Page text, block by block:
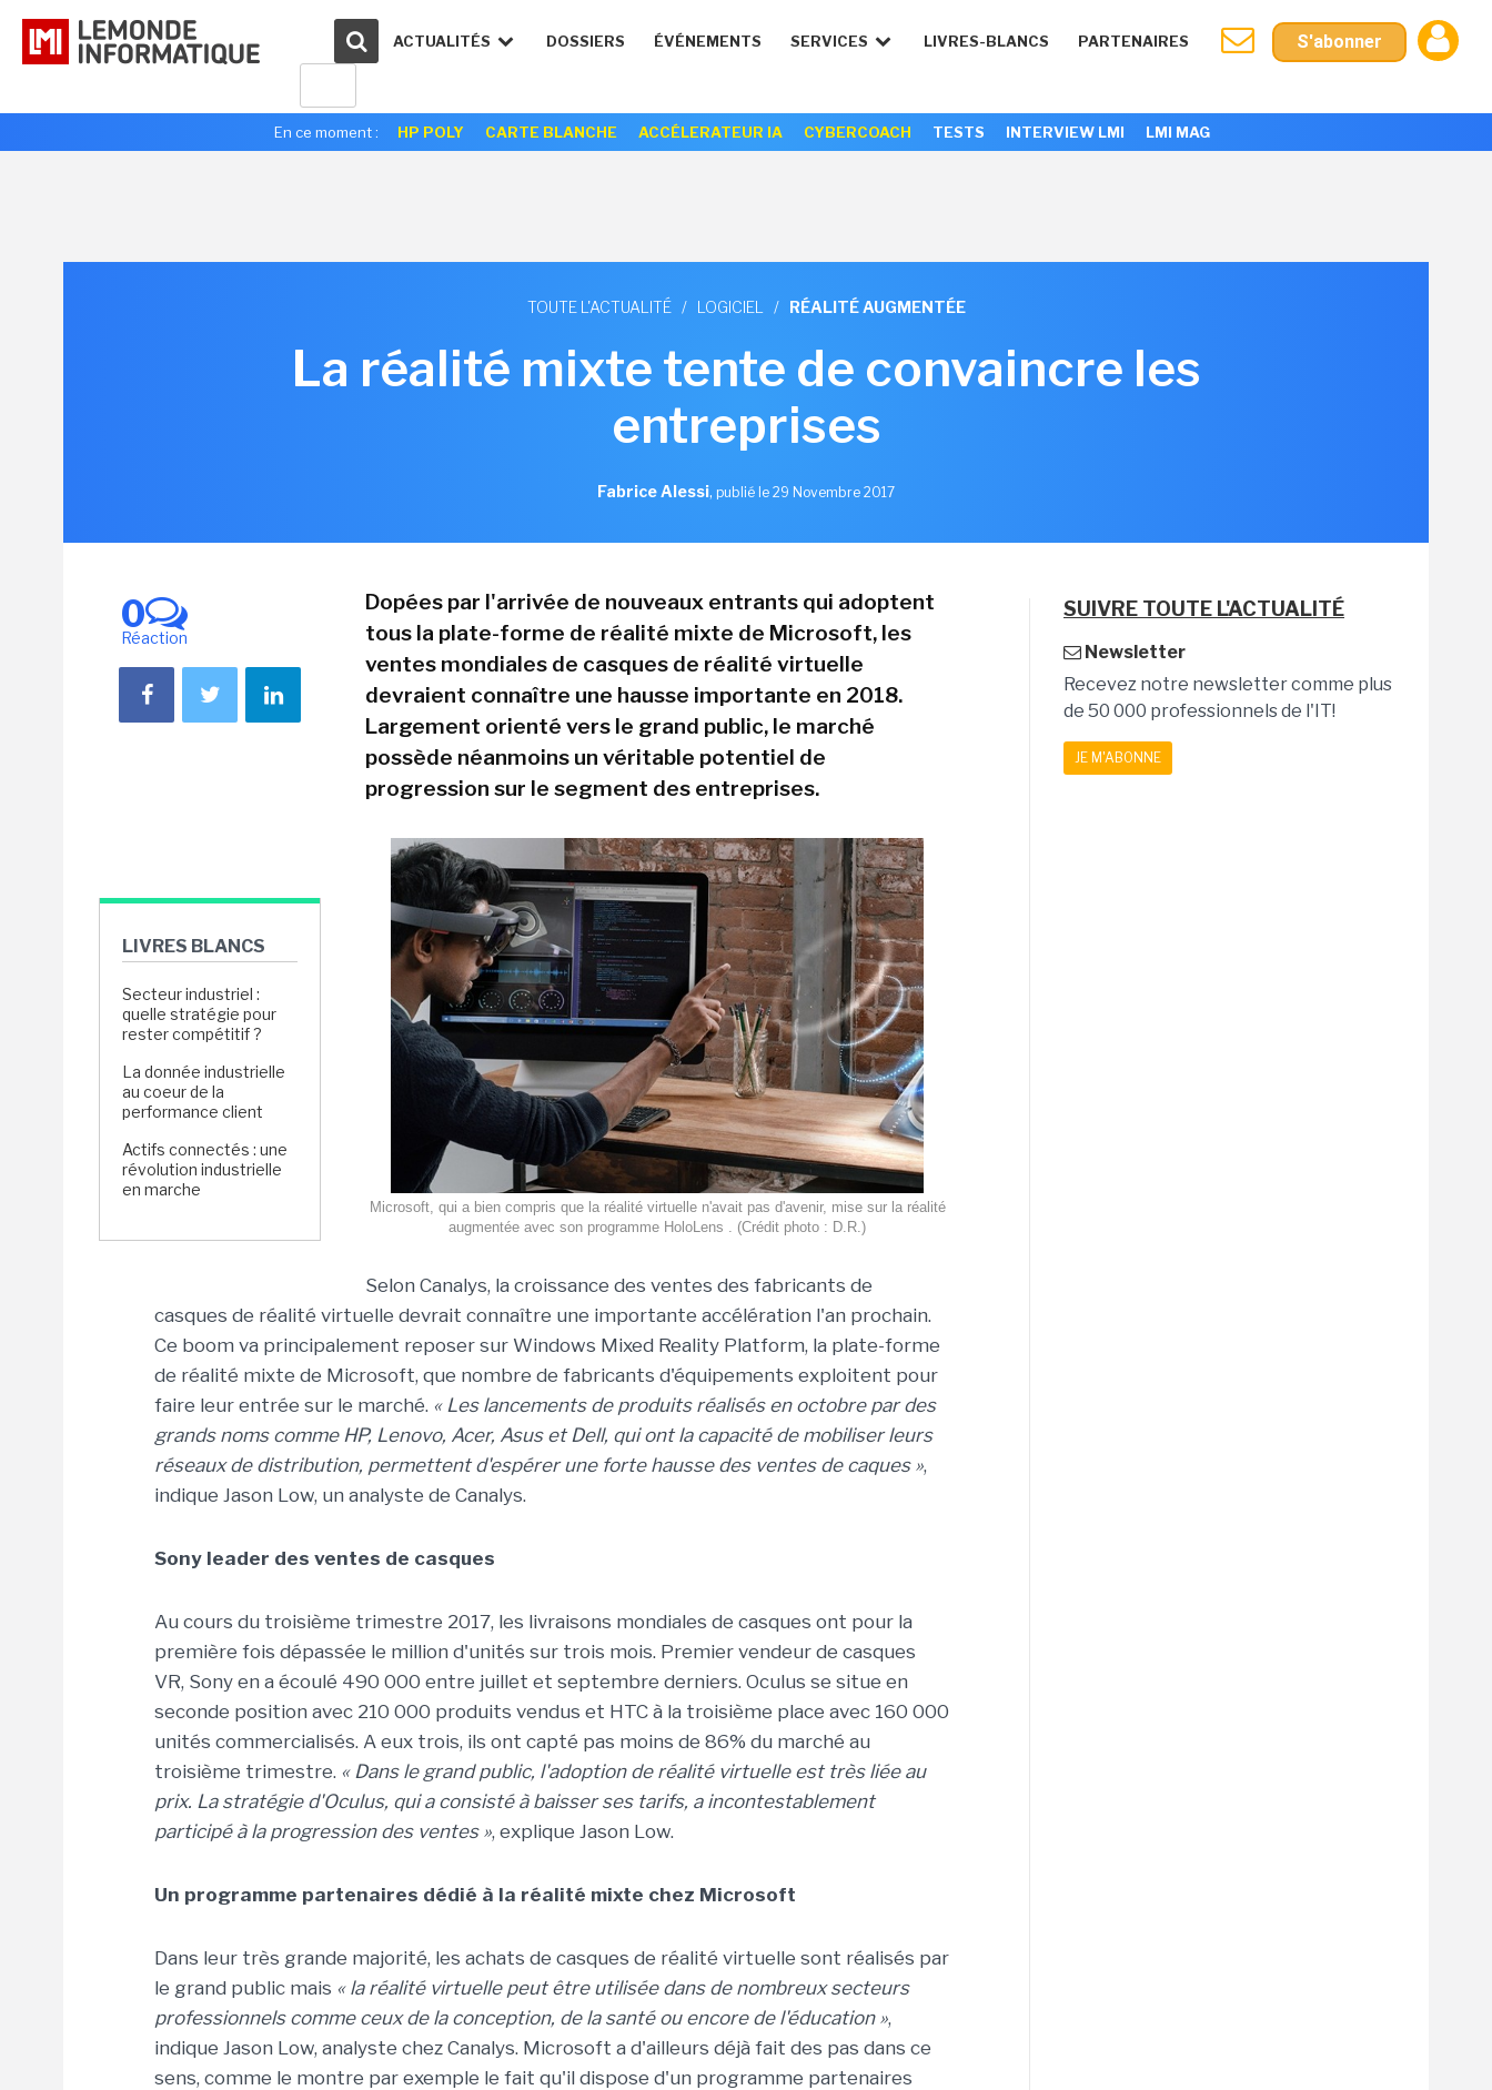
ACTUALITÉS DOSSIERS ÉVÉNEMENTS SERVICES LIVRES-BLANCS PARTENAIRES S'abonner
En ce moment : HP POLY CARTE BLANCHE ACCÉLERATEUR IA CYBERCOACH TESTS INTERVIEW LMI LMI MAG
TOUTE L'ACTUALITÉ / LOGICIEL / RÉALITÉ AUGMENTÉE
La réalité mixte tente de convaincre les
entreprises
Fabrice Alessi, publié le 29 Novembre 2017
0
Réaction
LIVRES BLANCS
Secteur industriel :
quelle stratégie pour
rester compétitif ?
La donnée industrielle
au coeur de la
performance client
Actifs connectés : une
révolution industrielle
en marche
Dopées par l'arrivée de nouveaux entrants qui adoptent
tous la plate-forme de réalité mixte de Microsoft, les
ventes mondiales de casques de réalité virtuelle
devraient connaître une hausse importante en 2018.
Largement orienté vers le grand public, le marché
possède néanmoins un véritable potentiel de
progression sur le segment des entreprises.
Microsoft, qui a bien compris que la réalité virtuelle n'avait pas d'avenir, mise sur la réalité
augmentée avec son programme HoloLens . (Crédit photo : D.R.)
Selon Canalys, la croissance des ventes des fabricants de
casques de réalité virtuelle devrait connaître une importante accélération l'an prochain.
Ce boom va principalement reposer sur Windows Mixed Reality Platform, la plate-forme
de réalité mixte de Microsoft, que nombre de fabricants d'équipements exploitent pour
faire leur entrée sur le marché. « Les lancements de produits réalisés en octobre par des
grands noms comme HP, Lenovo, Acer, Asus et Dell, qui ont la capacité de mobiliser leurs
réseaux de distribution, permettent d'espérer une forte hausse des ventes de caques »,
indique Jason Low, un analyste de Canalys.
Sony leader des ventes de casques
Au cours du troisième trimestre 2017, les livraisons mondiales de casques ont pour la
première fois dépassée le million d'unités sur trois mois. Premier vendeur de casques
VR, Sony en a écoulé 490 000 entre juillet et septembre derniers. Oculus se situe en
seconde position avec 210 000 produits vendus et HTC à la troisième place avec 160 000
unités commercialisés. A eux trois, ils ont capté pas moins de 86% du marché au
troisième trimestre. « Dans le grand public, l'adoption de réalité virtuelle est très liée au
prix. La stratégie d'Oculus, qui a consisté à baisser ses tarifs, a incontestablement
participé à la progression des ventes », explique Jason Low.
Un programme partenaires dédié à la réalité mixte chez Microsoft
Dans leur très grande majorité, les achats de casques de réalité virtuelle sont réalisés par
le grand public mais « la réalité virtuelle peut être utilisée dans de nombreux secteurs
professionnels comme ceux de la conception, de la santé ou encore de l'éducation »,
indique Jason Low, analyste chez Canalys. Microsoft a d'ailleurs déjà fait des pas dans ce
sens, comme le montre par exemple le fait qu'il dispose d'un programme partenaires
SUIVRE TOUTE L'ACTUALITÉ
Newsletter
Recevez notre newsletter comme plus
de 50 000 professionnels de l'IT!
JE M'ABONNE